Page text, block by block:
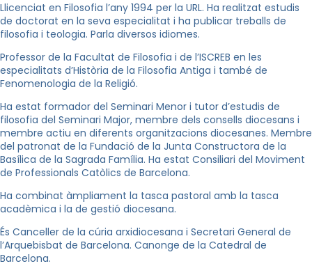
Llicenciat en Filosofia l’any 1994 per la URL. Ha realitzat estudis
de doctorat en la seva especialitat i ha publicar treballs de
filosofia i teologia. Parla diversos idiomes.
Professor de la Facultat de Filosofia i de l’ISCREB en les
especialitats d’Història de la Filosofia Antiga i també de
Fenomenologia de la Religió.
Ha estat formador del Seminari Menor i tutor d’estudis de
filosofia del Seminari Major, membre dels consells diocesans i
membre actiu en diferents organitzacions diocesanes. Membre
del patronat de la Fundació de la Junta Constructora de la
Basílica de la Sagrada Família. Ha estat Consiliari del Moviment
de Professionals Catòlics de Barcelona.
Ha combinat àmpliament la tasca pastoral amb la tasca
acadèmica i la de gestió diocesana.
És Canceller de la cúria arxidiocesana i Secretari General de
l’Arquebisbat de Barcelona. Canonge de la Catedral de
Barcelona.